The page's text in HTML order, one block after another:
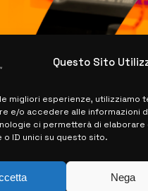
Questo Sito
migliori esperienze, utilizziamo
e/o accedere alle informazioni
ci permetterà di
o ID unici su questo sito.
Nega